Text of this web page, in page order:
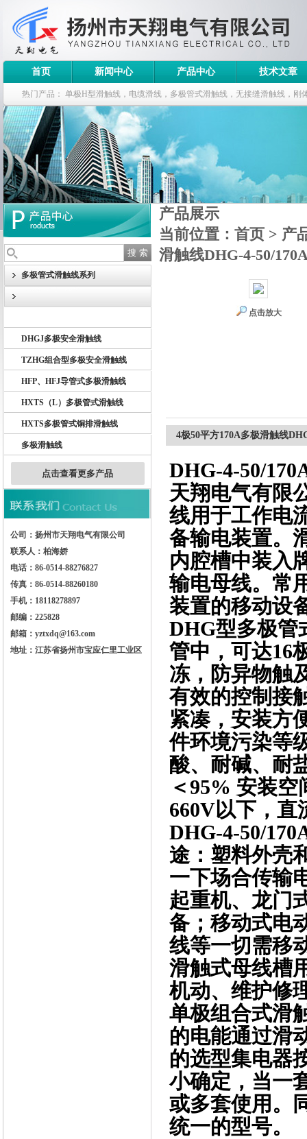
扬州市天翔电气有限公司
首页 新闻中心 产品中心 技术文章
热门产品： 单极H型滑触线，电缆滑线，多极管式滑触线，无接缝滑触线，刚
钢电缆滑车
多极管式滑触线系列
DHG多极滑触线
DHGJ多极安全滑触线
TZHG组合型多极安全滑触线
HFP、HFJ导管式多极滑触线
HXTS（L）多极管式滑触线
HXTS多极管式铜排滑触线
多极滑触线
点击查看更多产品
公司：扬州市天翔电气有限公司
联系人：柏海娇
电话：86-0514-88276827
传真：86-0514-88260180
手机：18118278897
邮编：225828
邮箱：yztxdq@163.com
地址：江苏省扬州市宝应仁里工业区
产品展示
当前位置： 首页 > 产
滑触线DHG-4-50/
点击放大
4极50平方170A多极滑触线
DHG-4-50/
天翔电气有限
线用于工作电
备输电装置。
内腔槽中装入
输电母线。常
装置的移动设
DHG型多极管
管中，可达16
冻，防异物触
有效的控制接
紧凑，安装方
件环境污染等
酸、耐碱、耐
＜95% 安装
660V以下，直
DHG-4-50/
途：塑料外壳
一下场合传输
起重机、龙门
备；移动式电
线等一切需移
滑触式母线槽
机动、维护修
单极组合式滑
的电能通过滑
的选型集电器
小确定，当一
或多套使用。
统一的型号。